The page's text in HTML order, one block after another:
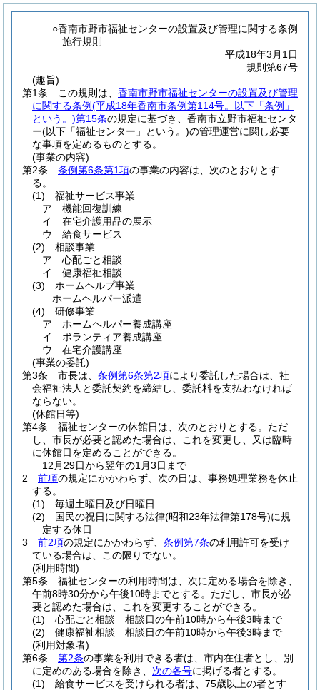
○香南市野市福祉センターの設置及び管理に関する条例
施行規則
平成18年3月1日
規則第67号
(趣旨)
第1条
この規則は、 香南市野市福祉センターの設置及び管理
に関する条例(平成18年香南市条例第114号。以下「条例」
という。)第15条の規定に基づき、香南市立野市福祉センタ
ー(以下「福祉センター」という。)の管理運営に関し必要
な事項を定めるものとする。
(事業の内容)
第2条
条例第6条第1項の事業の内容は、次のとおりとす
る。
(1)
福祉サービス事業
ア
機能回復訓練
イ
在宅介護用品の展示
ウ
給食サービス
(2)
相談事業
ア
心配ごと相談
イ
健康福祉相談
(3)
ホームヘルプ事業
ホームヘルパー派遣
(4)
研修事業
ア
ホームヘルパー養成講座
イ
ボランティア養成講座
ウ
在宅介護講座
(事業の委託)
第3条
市長は、 条例第6条第2項により委託した場合は、社
会福祉法人と委託契約を締結し、委託料を支払わなければ
ならない。
(休館日等)
第4条
福祉センターの休館日は、次のとおりとする。 ただ
し、市長が必要と認めた場合は、これを変更し、又は臨時
に休館日を定めることができる。
12月29日から翌年の1月3日まで
2
前項の規定にかかわらず、次の日は、事務処理業務を休止
する。
(1)
毎週土曜日及び日曜日
(2)
国民の祝日に関する法律(昭和23年法律第178号)に規
定する休日
3
前2項の規定にかかわらず、 条例第7条の利用許可を受け
ている場合は、この限りでない。
(利用時間)
第5条
福祉センターの利用時間は、次に定める場合を除き、
午前8時30分から午後10時までとする。 ただし、市長が必
要と認めた場合は、これを変更することができる。
(1)
心配ごと相談 相談日の午前10時から午後3時まで
(2)
健康福祉相談 相談日の午前10時から午後3時まで
(利用対象者)
第6条
第2条の事業を利用できる者は、市内在住者とし、別
に定めのある場合を除き、 次の各号に掲げる者とする。
(1)
給食サービスを受けられる者は、75歳以上の者とす